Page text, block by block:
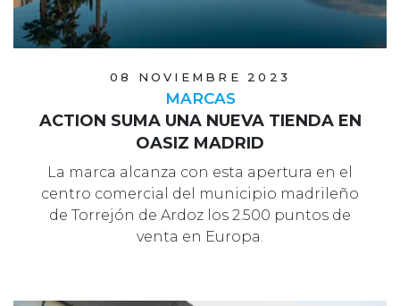
08 NOVIEMBRE 2023
MARCAS
ACTION SUMA UNA NUEVA TIENDA EN
OASIZ MADRID
La marca alcanza con esta apertura en el
centro comercial del municipio madrileño
de Torrejón de Ardoz los 2.500 puntos de
venta en Europa.